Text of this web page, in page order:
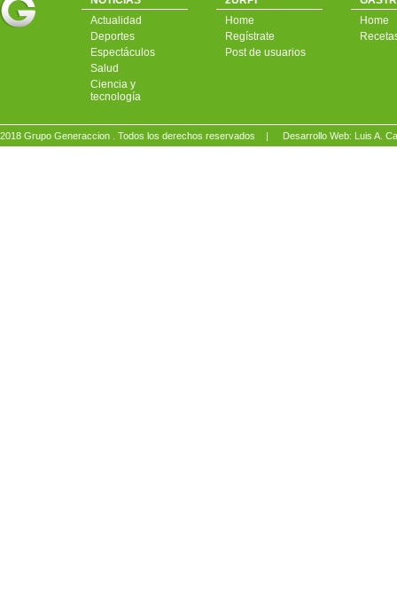
Actualidad
Deportes
Espectáculos
Salud
Ciencia y
tecnología
Home
Regístrate
Post de usuarios
Home
2018 Grupo Generaccion . Todos los derechos reservados | Desarrollo Web: Luis